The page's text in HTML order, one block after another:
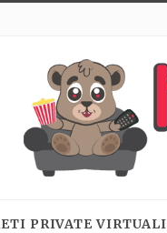
PRIVATE VIRTUALI